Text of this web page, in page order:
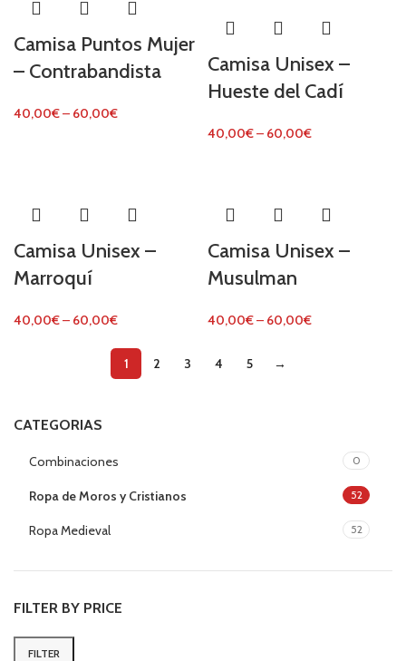
CATEGORIAS
Combinaciones 0
Ropa de Moros y Cristianos 52
Ropa Medieval 52
FILTER BY PRICE
FILTER
Camisa Puntos Mujer
– Contrabandista
40,00€– 60,00€
Camisa Unisex –
Hueste del Cadí
40,00€– 60,00€
Camisa Unisex –
Marroquí
40,00€– 60,00€
Camisa Unisex –
Musulman
40,00€– 60,00€
1 2 3 4 5 →